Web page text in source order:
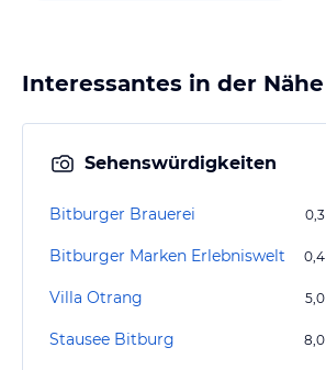
Interessantes in der Nähe
Sehenswürdigkeiten
Bitburger Brauerei 0,3
Bitburger Marken Erlebniswelt 0,4
Villa Otrang 5,0
Stausee Bitburg 8,0